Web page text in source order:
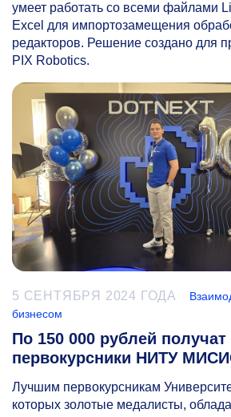
умеет работать со всеми файлами
Excel для импортозамещения
редакторов. Решение создано для
PIX Robotics.
5 СЕНТЯБРЯ 2024 ГОДА
бизнесом
По 150 000 рублей
первокурсники НИТУ
Лучшим первокурсникам
которых золотые медалисты,